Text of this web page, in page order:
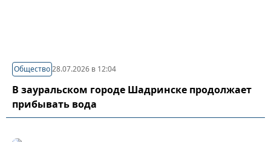
Общество28.07.2026 в 12:04
В зауральском городе Шадринске продолжает
прибывать вода